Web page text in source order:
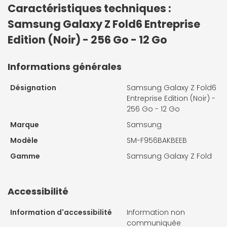
Caractéristiques techniques :
Samsung Galaxy Z Fold6 Entreprise
Edition (Noir) - 256 Go - 12 Go
Informations générales
Désignation
Samsung Galaxy Z Fold6
Entreprise Edition (Noir) -
256 Go - 12 Go
Marque
Samsung
Modèle
SM-F956BAKBEEB
Gamme
Samsung Galaxy Z Fold
Accessibilité
Information d'accessibilité
Information non
communiquée